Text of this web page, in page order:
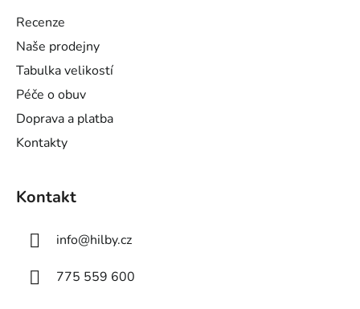
Recenze
Naše prodejny
Tabulka velikostí
Péče o obuv
Doprava a platba
Kontakty
Kontakt
info@hilby.cz
775 559 600